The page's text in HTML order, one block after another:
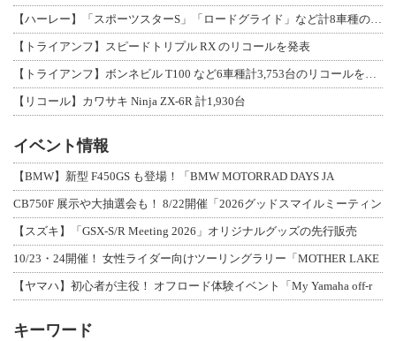
【ハーレー】「スポーツスターS」「ロードグライド」など計8車種のリコールを発表
【トライアンフ】スピードトリプル RX のリコールを発表
【トライアンフ】ボンネビル T100 など6車種計3,753台のリコールを発表
【リコール】カワサキ Ninja ZX-6R 計1,930台
イベント情報
【BMW】新型 F450GS も登場！「BMW MOTORRAD DAYS JA
CB750F 展示や大抽選会も！ 8/22開催「2026グッドスマイルミーティン
【スズキ】「GSX-S/R Meeting 2026」オリジナルグッズの先行販売
10/23・24開催！ 女性ライダー向けツーリングラリー「MOTHER LAKE
【ヤマハ】初心者が主役！ オフロード体験イベント「My Yamaha off-r
キーワード